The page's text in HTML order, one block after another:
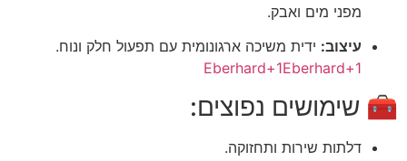
מפני מים ואבק.
עיצוב: ידית משיכה ארגונומית עם תפעול חלק ונוח.
Eberhard+1Eberhard+1
🧰 שימושים נפוצים:
דלתות שירות ותחזוקה.